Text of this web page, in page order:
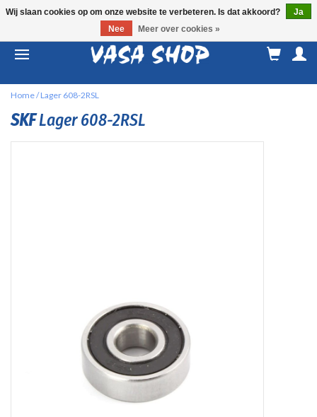
Home/Lager 608-2RSL
SKFLager 608-2RSL
Wij slaan cookies op om onze website te verbeteren. Is dat akkoord?
Ja
Nee
Meer over cookies »